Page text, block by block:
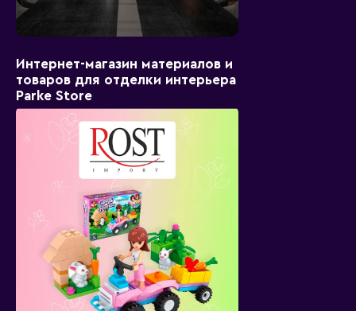
Интернет-магазин материалов и
товаров для отделки интерьера
Parke Store